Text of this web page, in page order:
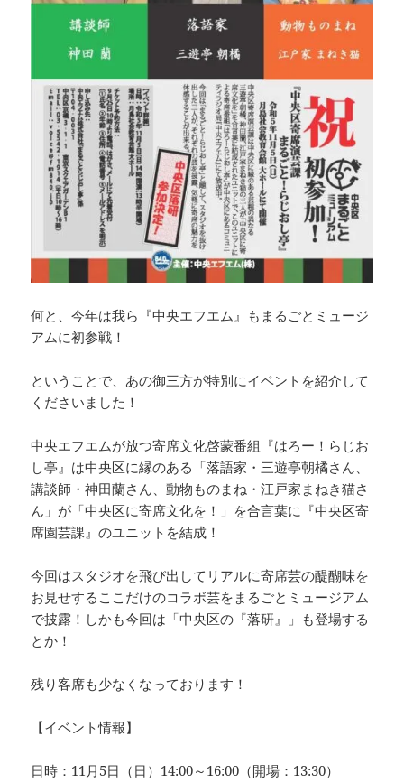
何と、今年は我ら『中央エフエム』もまるごとミュージ
アムに初参戦！
ということで、あの御三方が特別にイベントを紹介して
くださいました！
中央エフエムが放つ寄席文化啓蒙番組『はろー！らじお
し亭』は中央区に縁のある「落語家・三遊亭朝橘さん、
講談師・神田蘭さん、動物ものまね・江戸家まねき猫さ
ん」が「中央区に寄席文化を！」を合言葉に『中央区寄
席園芸課』のユニットを結成！
今回はスタジオを飛び出してリアルに寄席芸の醍醐味を
お見せするここだけのコラボ芸をまるごとミュージアム
で披露！しかも今回は「中央区の『落研』」も登場する
とか！
残り客席も少なくなっております！
【イベント情報】
日時：11月5日（日）14:00～16:00（開場：13:30）